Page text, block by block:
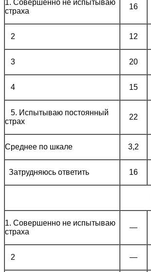
1. Совершенно не испытываю
страха
16
2 12
3 20
4 15
5. Испытываю постоянный
страх
22
Среднее по шкале 3,2
Затрудняюсь ответить 16
1. Совершенно не испытываю
страха
—
2 —